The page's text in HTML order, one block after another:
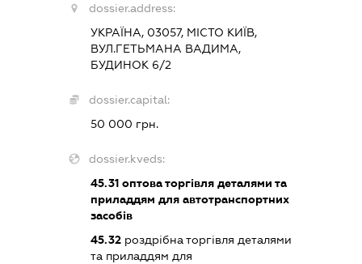
dossier.address:
УКРАЇНА, 03057, МІСТО КИЇВ,
ВУЛ.ГЕТЬМАНА ВАДИМА,
БУДИНОК 6/2
dossier.capital:
50 000 грн.
dossier.kveds:
45.31оптова торгівля деталями та
приладдям для автотранспортних
засобів
45.32роздрібна торгівля деталями
та приладдям для